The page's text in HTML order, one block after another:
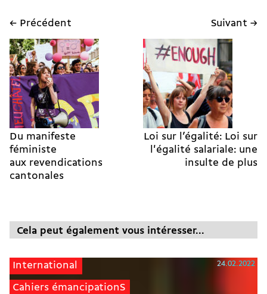
← Précédent
Du manifeste
féministe
aux revendications
cantonales
Suivant →
Loi sur l’égalité: Loi sur
l'égalité salariale: une
insulte de plus
Cela peut également vous intéresser...
International
Cahiers émancipationS
24.02.2022